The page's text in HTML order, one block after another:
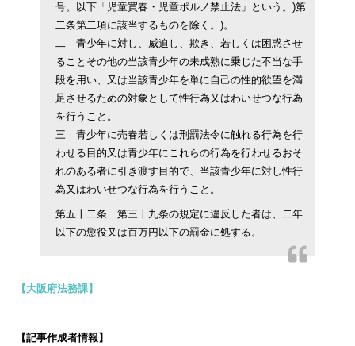
号。以下「児童買春・児童ポルノ禁止法」という。)第
二条第二項に該当するものを除く。)。
二 青少年に対し、威迫し、欺き、若しくは困惑させ
ることその他の当該青少年の未成熟に乗じた不当な手
段を用い、又は当該青少年を単に自己の性的欲望を満
足させるための対象として性行為又はわいせつな行為
を行うこと。
三 青少年に売春若しくは刑罰法令に触れる行為を行
わせる目的又は青少年にこれらの行為を行わせるおそ
れのある者に引き渡す目的で、当該青少年に対し性行
為又はわいせつな行為を行うこと。
第五十二条 第三十九条の規定に違反した者は、二年
以下の懲役又は百万円以下の罰金に処する。
【大阪府法務課】
【記事作成者情報】